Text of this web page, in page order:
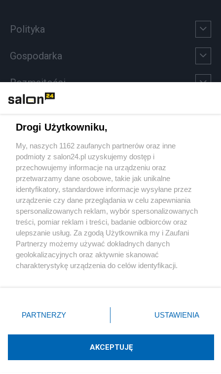
Polityka
Gospodarka
Rozmaitości
Sport
Społeczeństwo
Kultura
X Facebook Instagram Youtube
Technologię dostarcza:W3media.pl
Drogi Użytkowniku,
My, naszych 1162 zaufanych partnerów oraz inne
podmioty z salon24.pl uzyskujemy dostęp i
przechowujemy informacje na urządzeniu oraz
przetwarzamy dane osobowe, takie jak unikalne
identyfikatory, standardowe informacje wysyłane przez
urządzenie czy dane przeglądania w celu zapewniania
spersonalizowanych reklam, wybór spersonalizowanych
treści, pomiar reklam i treści, badanie odbiorców oraz
ulepszanie usług. Za zgodą Użytkownika my i Zaufani
Partnerzy możemy używać dokładnych danych
geolokalizacyjnych oraz aktywnie skanować
charakterystykę urządzenia do celów identyfikacji.
zmienić/wycofać klikając przycisk ustawień prywatności
znajdujący się w lewym dolnym rogu strony
rodzaje przetwarzania danych nie wymagają zgody
użytkownika, ale masz prawo sprzeciwić się takiemu
PARTNERZY USTAWIENIA
AKCEPTUJĘ